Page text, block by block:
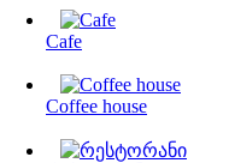
Cafe
Coffee house